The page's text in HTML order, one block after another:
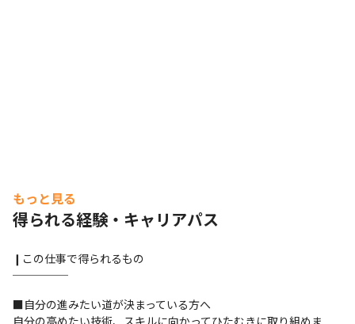
もっと見る
得られる経験・キャリアパス
❙この仕事で得られるもの
─────
■自分の進みたい道が決まっている方へ
自分の高めたい技術、スキルに向かってひたむきに取り組めま